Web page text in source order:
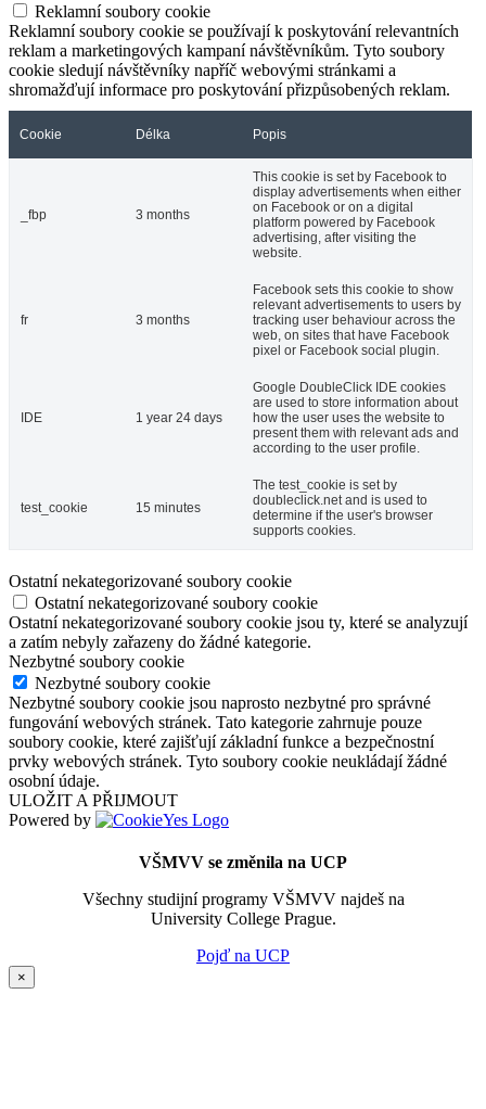
Reklamní soubory cookie
Reklamní soubory cookie se používají k poskytování relevantních
reklam a marketingových kampaní návštěvníkům. Tyto soubory
cookie sledují návštěvníky napříč webovými stránkami a
shromažďují informace pro poskytování přizpůsobených reklam.
Cookie Délka Popis
_fbp 3 months
This cookie is set by Facebook to
display advertisements when either
on Facebook or on a digital
platform powered by Facebook
advertising, after visiting the
website.
fr 3 months
Facebook sets this cookie to show
relevant advertisements to users by
tracking user behaviour across the
web, on sites that have Facebook
pixel or Facebook social plugin.
IDE 1 year 24 days
Google DoubleClick IDE cookies
are used to store information about
how the user uses the website to
present them with relevant ads and
according to the user profile.
test_cookie 15 minutes
The test_cookie is set by
doubleclick.net and is used to
determine if the user's browser
supports cookies.
Ostatní nekategorizované soubory cookie
Ostatní nekategorizované soubory cookie
Ostatní nekategorizované soubory cookie jsou ty, které se analyzují
a zatím nebyly zařazeny do žádné kategorie.
Nezbytné soubory cookie
Nezbytné soubory cookie
Nezbytné soubory cookie jsou naprosto nezbytné pro správné
fungování webových stránek. Tato kategorie zahrnuje pouze
soubory cookie, které zajišťují základní funkce a bezpečnostní
prvky webových stránek. Tyto soubory cookie neukládají žádné
osobní údaje.
ULOŽIT A PŘIJMOUT
Powered by
VŠMVV se změnila na UCP
Všechny studijní programy VŠMVV najdeš na
University College Prague.
Pojď na UCP
×